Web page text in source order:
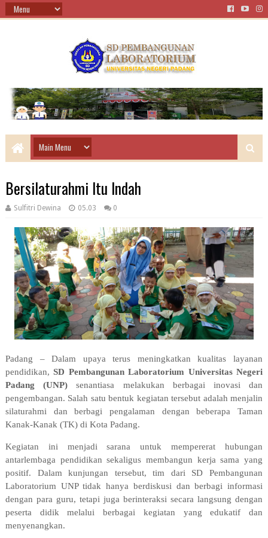
Bersilaturahmi Itu Indah
Sulfitri Dewina 05.03 0
Padang – Dalam upaya terus meningkatkan kualitas layanan
pendidikan,SD Pembangunan Laboratorium Universitas Negeri
Padang (UNP) senantiasa melakukan berbagai inovasi dan
pengembangan. Salah satu bentuk kegiatan tersebut adalah menjalin
silaturahmi dan berbagi pengalaman dengan beberapa Taman
Kanak-Kanak (TK) di Kota Padang.
Kegiatan ini menjadi sarana untuk mempererat hubungan
antarlembaga pendidikan sekaligus membangun kerja sama yang
positif. Dalam kunjungan tersebut, tim dari SD Pembangunan
Laboratorium UNP tidak hanya berdiskusi dan berbagi informasi
dengan para guru, tetapi juga berinteraksi secara langsung dengan
peserta didik melalui berbagai kegiatan yang edukatif dan
menyenangkan.